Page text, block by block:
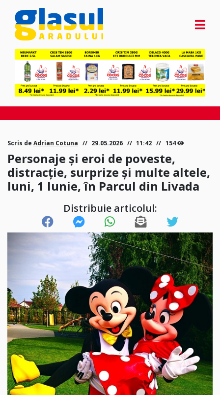
Scris de Adrian Cotuna 29.05.2026 11:42 154
Personaje și eroi de poveste,
distracție, surprize și multe altele,
luni, 1 Iunie, în Parcul din Livada
Distribuie articolul: